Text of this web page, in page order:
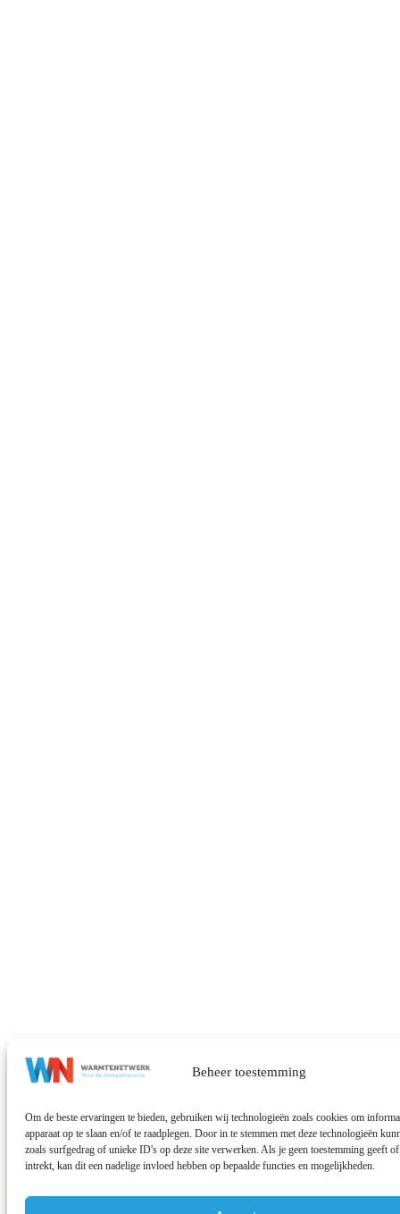
Beheer toestemming
Om de beste ervaringen te bieden, gebruiken wij technologieën zoals cookies om
apparaat op te slaan en/of te raadplegen. Door in te stemmen met deze technologieën
zoals surfgedrag of unieke ID's op deze site verwerken. Als je geen toestemming geeft
intrekt, kan dit een nadelige invloed hebben op bepaalde functies en mogelijkheden.